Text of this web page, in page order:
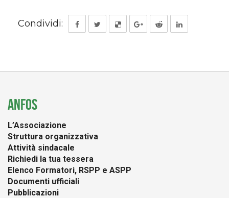
Condividi:
ANFOS
L’Associazione
Struttura organizzativa
Attività sindacale
Richiedi la tua tessera
Elenco Formatori, RSPP e ASPP
Documenti ufficiali
Pubblicazioni